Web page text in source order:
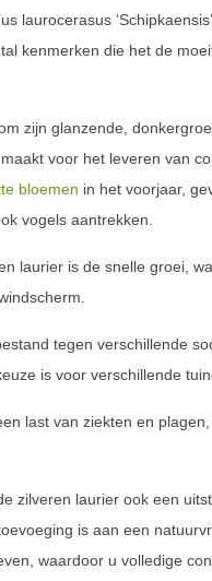
laurocerasus
kenmerken die het de
zijn glanzende,
voor het leveren van
bloemen in het voorjaar,
vogels aantrekken.
laurier is de snelle groei,
tegen verschillende
is voor verschillende
last van ziekten en
zilveren laurier ook een
is aan een
waardoor u volledige